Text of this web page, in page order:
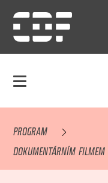
PROGRAM
DOKUMENTÁRNÍM